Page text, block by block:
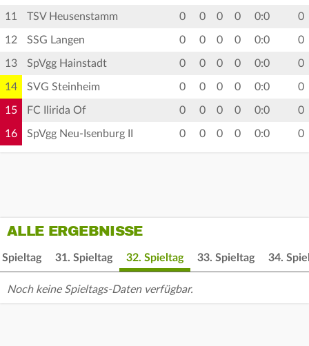
11 TSV Heusenstamm 0 0 0 0 0:0 0
12 SSG Langen 0 0 0 0 0:0 0
13 SpVgg Hainstadt 0 0 0 0 0:0 0
14 SVG Steinheim 0 0 0 0 0:0 0
15 FC Ilirida Of 0 0 0 0 0:0 0
16 SpVgg Neu-Isenburg II 0 0 0 0 0:0 0
ALLE ERGEBNISSE
Spieltag 31. Spieltag 32. Spieltag 33. Spieltag 34.
Noch keine Spieltags-Daten verfügbar.